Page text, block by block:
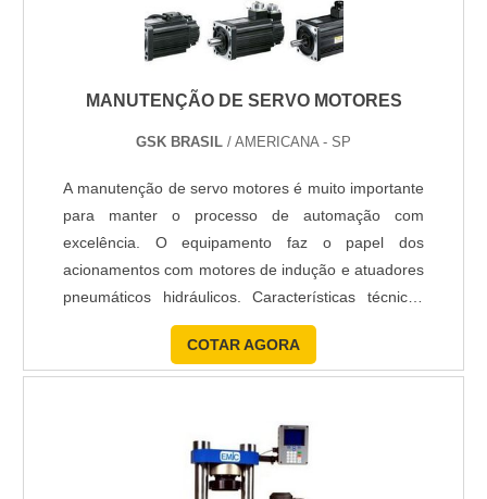
MANUTENÇÃO DE SERVO MOTORES
GSK BRASIL / AMERICANA - SP
A manutenção de servo motores é muito importante
para manter o processo de automação com
excelência. O equipamento faz o papel dos
acionamentos com motores de indução e atuadores
pneumáticos hidráulicos. Características técnicas
Longo comprimento e pequeno diâmetro de rotor;
Maior capacidade de carga; Hermético e confiável
para exigências de larga escala; Longa vida útil;
COTAR AGORA